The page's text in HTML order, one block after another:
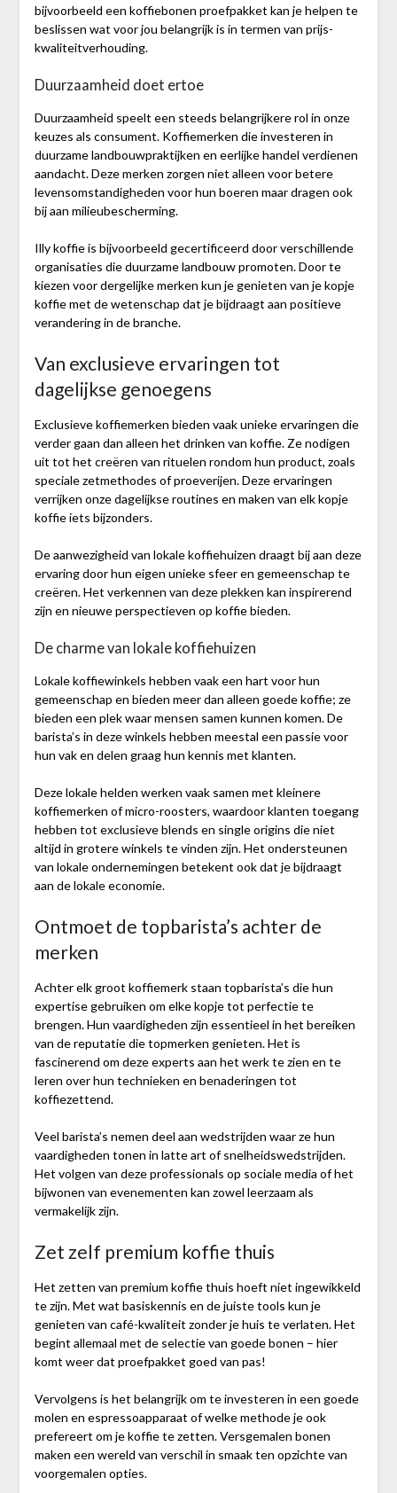
bijvoorbeeld een koffiebonen proefpakket kan je helpen te
beslissen wat voor jou belangrijk is in termen van prijs-
kwaliteitverhouding.
Duurzaamheid doet ertoe
Duurzaamheid speelt een steeds belangrijkere rol in onze
keuzes als consument. Koffiemerken die investeren in
duurzame landbouwpraktijken en eerlijke handel verdienen
aandacht. Deze merken zorgen niet alleen voor betere
levensomstandigheden voor hun boeren maar dragen ook
bij aan milieubescherming.
Illy koffie is bijvoorbeeld gecertificeerd door verschillende
organisaties die duurzame landbouw promoten. Door te
kiezen voor dergelijke merken kun je genieten van je kopje
koffie met de wetenschap dat je bijdraagt aan positieve
verandering in de branche.
Van exclusieve ervaringen tot
dagelijkse genoegens
Exclusieve koffiemerken bieden vaak unieke ervaringen die
verder gaan dan alleen het drinken van koffie. Ze nodigen
uit tot het creëren van rituelen rondom hun product, zoals
speciale zetmethodes of proeverijen. Deze ervaringen
verrijken onze dagelijkse routines en maken van elk kopje
koffie iets bijzonders.
De aanwezigheid van lokale koffiehuizen draagt bij aan deze
ervaring door hun eigen unieke sfeer en gemeenschap te
creëren. Het verkennen van deze plekken kan inspirerend
zijn en nieuwe perspectieven op koffie bieden.
De charme van lokale koffiehuizen
Lokale koffiewinkels hebben vaak een hart voor hun
gemeenschap en bieden meer dan alleen goede koffie; ze
bieden een plek waar mensen samen kunnen komen. De
barista’s in deze winkels hebben meestal een passie voor
hun vak en delen graag hun kennis met klanten.
Deze lokale helden werken vaak samen met kleinere
koffiemerken of micro-roosters, waardoor klanten toegang
hebben tot exclusieve blends en single origins die niet
altijd in grotere winkels te vinden zijn. Het ondersteunen
van lokale ondernemingen betekent ook dat je bijdraagt
aan de lokale economie.
Ontmoet de topbarista’s achter de
merken
Achter elk groot koffiemerk staan topbarista’s die hun
expertise gebruiken om elke kopje tot perfectie te
brengen. Hun vaardigheden zijn essentieel in het bereiken
van de reputatie die topmerken genieten. Het is
fascinerend om deze experts aan het werk te zien en te
leren over hun technieken en benaderingen tot
koffiezettend.
Veel barista’s nemen deel aan wedstrijden waar ze hun
vaardigheden tonen in latte art of snelheidswedstrijden.
Het volgen van deze professionals op sociale media of het
bijwonen van evenementen kan zowel leerzaam als
vermakelijk zijn.
Zet zelf premium koffie thuis
Het zetten van premium koffie thuis hoeft niet ingewikkeld
te zijn. Met wat basiskennis en de juiste tools kun je
genieten van café-kwaliteit zonder je huis te verlaten. Het
begint allemaal met de selectie van goede bonen – hier
komt weer dat proefpakket goed van pas!
Vervolgens is het belangrijk om te investeren in een goede
molen en espressoapparaat of welke methode je ook
prefereert om je koffie te zetten. Versgemalen bonen
maken een wereld van verschil in smaak ten opzichte van
voorgemalen opties.